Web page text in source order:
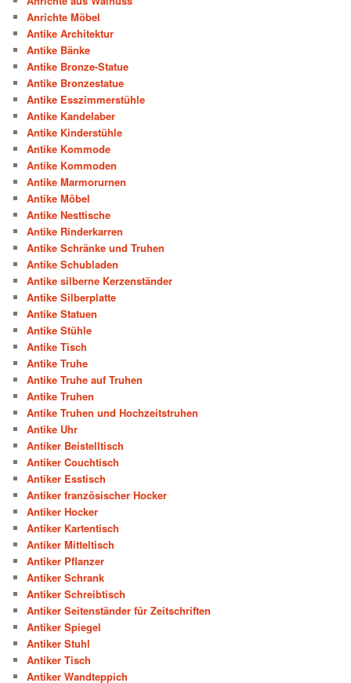
Anrichte Möbel
Antike Architektur
Antike Bänke
Antike Bronze-Statue
Antike Bronzestatue
Antike Esszimmerstühle
Antike Kandelaber
Antike Kinderstühle
Antike Kommode
Antike Kommoden
Antike Marmorurnen
Antike Möbel
Antike Nesttische
Antike Rinderkarren
Antike Schränke und Truhen
Antike Schubladen
Antike silberne Kerzenständer
Antike Silberplatte
Antike Statuen
Antike Stühle
Antike Tisch
Antike Truhe
Antike Truhe auf Truhen
Antike Truhen
Antike Truhen und Hochzeitstruhen
Antike Uhr
Antiker Beistelltisch
Antiker Couchtisch
Antiker Esstisch
Antiker französischer Hocker
Antiker Hocker
Antiker Kartentisch
Antiker Mitteltisch
Antiker Pflanzer
Antiker Schrank
Antiker Schreibtisch
Antiker Seitenständer für Zeitschriften
Antiker Spiegel
Antiker Stuhl
Antiker Tisch
Antiker Wandteppich